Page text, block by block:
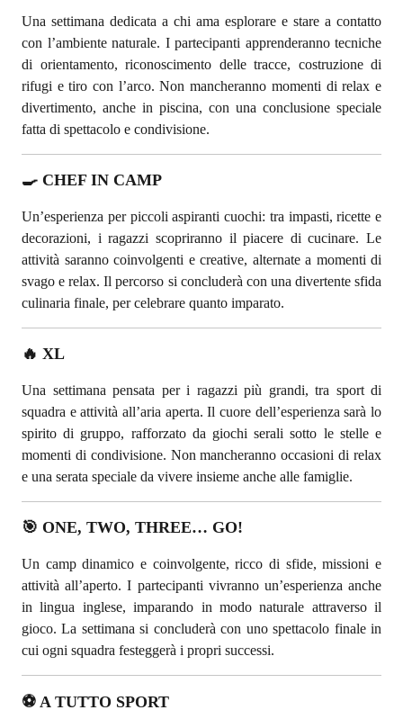
Una settimana dedicata a chi ama esplorare e stare a contatto
con l’ambiente naturale. I partecipanti apprenderanno tecniche
di orientamento, riconoscimento delle tracce, costruzione di
rifugi e tiro con l’arco. Non mancheranno momenti di relax e
divertimento, anche in piscina, con una conclusione speciale
fatta di spettacolo e condivisione.
🍳 CHEF IN CAMP
Un’esperienza per piccoli aspiranti cuochi: tra impasti, ricette e
decorazioni, i ragazzi scopriranno il piacere di cucinare. Le
attività saranno coinvolgenti e creative, alternate a momenti di
svago e relax. Il percorso si concluderà con una divertente sfida
culinaria finale, per celebrare quanto imparato.
🔥 XL
Una settimana pensata per i ragazzi più grandi, tra sport di
squadra e attività all’aria aperta. Il cuore dell’esperienza sarà lo
spirito di gruppo, rafforzato da giochi serali sotto le stelle e
momenti di condivisione. Non mancheranno occasioni di relax
e una serata speciale da vivere insieme anche alle famiglie.
🎯 ONE, TWO, THREE… GO!
Un camp dinamico e coinvolgente, ricco di sfide, missioni e
attività all’aperto. I partecipanti vivranno un’esperienza anche
in lingua inglese, imparando in modo naturale attraverso il
gioco. La settimana si concluderà con uno spettacolo finale in
cui ogni squadra festeggerà i propri successi.
⚽ A TUTTO SPORT